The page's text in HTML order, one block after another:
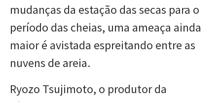
mudanças da estação das secas para o
período das cheias, uma ameaça ainda
maior é avistada espreitando entre as
nuvens de areia.
Ryozo Tsujimoto, o produtor da